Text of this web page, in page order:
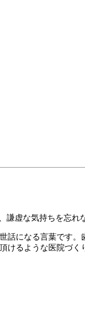
謙虚な気持ちを忘れ
話になる言葉です
けるような医院づ